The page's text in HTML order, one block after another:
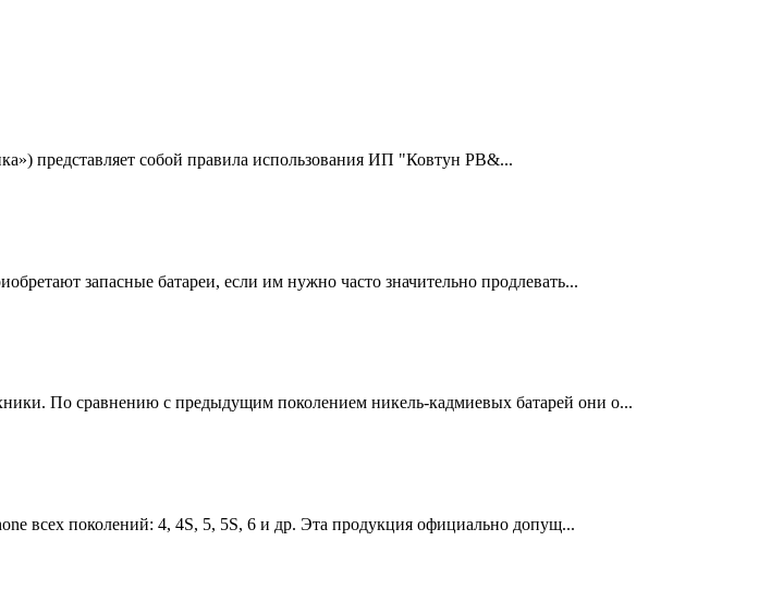
представляет собой правила использования ИП "Ковтун РВ&...
запасные батареи, если им нужно часто значительно продлевать...
По сравнению с предыдущим поколением никель-кадмиевых батарей они о...
всех поколений: 4, 4S, 5, 5S, 6 и др. Эта продукция официально допущ...